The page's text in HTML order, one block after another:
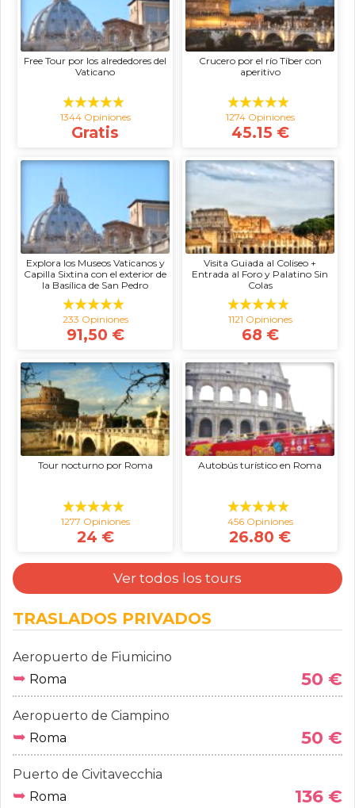
Free Tour por los alrededores del
Vaticano
1344 Opiniones
Gratis
Crucero por el río Tíber con
aperitivo
1274 Opiniones
45.15 €
Explora los Museos Vaticanos y
Capilla Sixtina con el exterior de
la Basílica de San Pedro
233 Opiniones
91,50 €
Visita Guiada al Coliseo +
Entrada al Foro y Palatino Sin
Colas
1121 Opiniones
68 €
Tour nocturno por Roma
1277 Opiniones
24 €
Autobús turístico en Roma
456 Opiniones
26.80 €
Ver todos los tours
TRASLADOS PRIVADOS
Aeropuerto de Fiumicino
➥ Roma 50 €
Aeropuerto de Ciampino
➥ Roma 50 €
Puerto de Civitavecchia
➥ Roma 136 €